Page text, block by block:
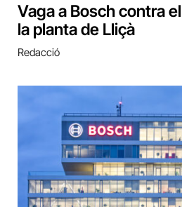
Vaga a Bosch contra
la planta de Lliçà
Redacció